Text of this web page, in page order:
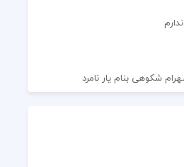
شکوهی بنام یار نامرد